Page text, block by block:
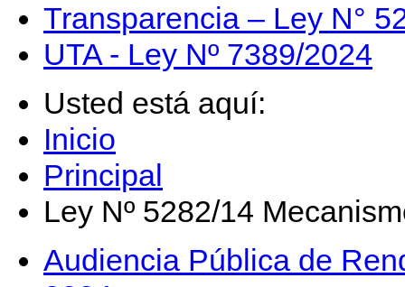
Transparencia – Ley N°
UTA - Ley Nº 7389/2024
Usted está aquí:
Inicio
Principal
Ley Nº 5282/14
Audiencia Pública de